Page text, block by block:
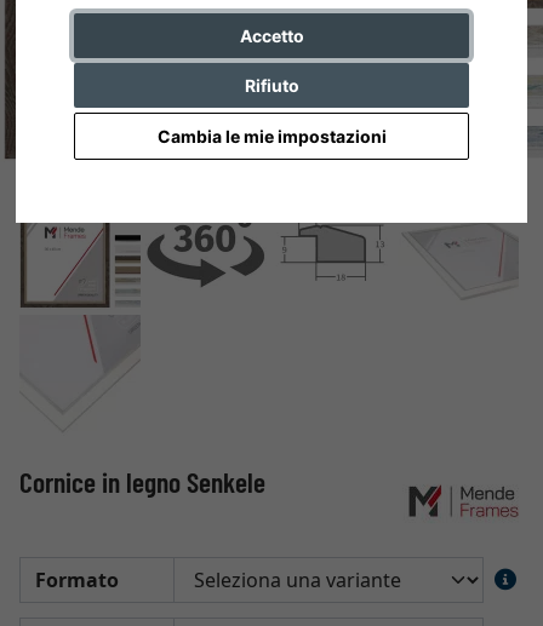
Accetto
Rifiuto
Cambia le mie impostazioni
Cornice in legno Senkele
Formato